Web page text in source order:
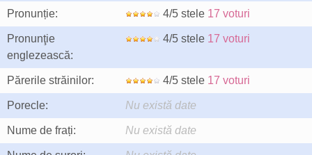
Pronunție: 4/5 stele 17 voturi
Pronunţie
englezească:
4/5 stele 17 voturi
Părerile străinilor: 4/5 stele 17 voturi
Porecle: Nu există date
Nume de frați: Nu există date